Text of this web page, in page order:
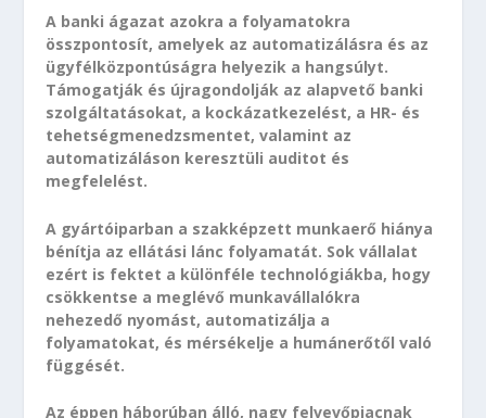
A banki ágazat azokra a folyamatokra
összpontosít, amelyek az automatizálásra és az
ügyfélközpontúságra helyezik a hangsúlyt.
Támogatják és újragondolják az alapvető banki
szolgáltatásokat, a kockázatkezelést, a HR- és
tehetségmenedzsmentet, valamint az
automatizáláson keresztüli auditot és
megfelelést.
A gyártóiparban a szakképzett munkaerő hiánya
bénítja az ellátási lánc folyamatát. Sok vállalat
ezért is fektet a különféle technológiákba, hogy
csökkentse a meglévő munkavállalókra
nehezedő nyomást, automatizálja a
folyamatokat, és mérsékelje a humánerőtől való
függését.
Az éppen háborúban álló, nagy felvevőpiacnak